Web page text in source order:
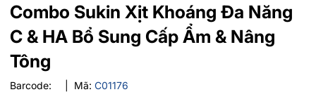
Combo Sukin Xịt Khoáng Đa Năng
C & HA Bổ Sung Cấp Ẩm & Nâng
Tông
Barcode: Mã: C01176